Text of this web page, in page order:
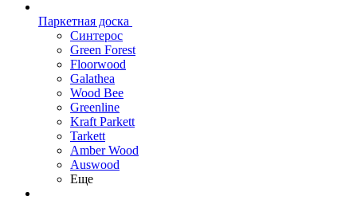
Паркетная доска
Синтерос
Green Forest
Floorwood
Galathea
Wood Bee
Greenline
Kraft Parkett
Tarkett
Amber Wood
Auswood
Еще